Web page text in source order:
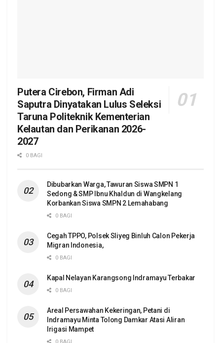
Putera Cirebon, Firman Adi
Saputra Dinyatakan Lulus Seleksi
Taruna Politeknik Kementerian
Kelautan dan Perikanan 2026-
2027
0 BAGI
Dibubarkan Warga, Tawuran Siswa SMPN 1
Sedong & SMP Ibnu Khaldun di Wangkelang
Korbankan Siswa SMPN 2 Lemahabang
0 BAGI
Cegah TPPO, Polsek Sliyeg Binluh Calon Pekerja
Migran Indonesia,
0 BAGI
Kapal Nelayan Karangsong Indramayu Terbakar
0 BAGI
Areal Persawahan Kekeringan, Petani di
Indramayu Minta Tolong Damkar Atasi Aliran
Irigasi Mampet